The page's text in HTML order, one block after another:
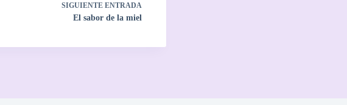
SIGUIENTE ENTRADA
El sabor de la miel